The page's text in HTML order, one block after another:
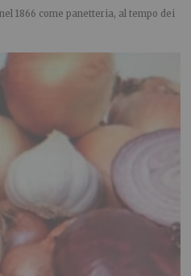
1866 come panetteria, al tempo dei